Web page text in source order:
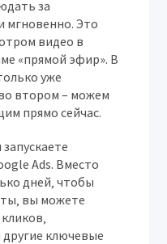
за
мгновенно. Это
видео в
«прямой эфир». В
уже
втором – можем
прямо сейчас.
Ads. Вместо
дней‚ чтобы
вы можете
ключевые